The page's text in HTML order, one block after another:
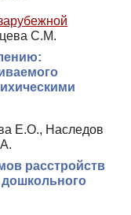
С.М.
Е.О., Наследов
расстройств
дошкольного